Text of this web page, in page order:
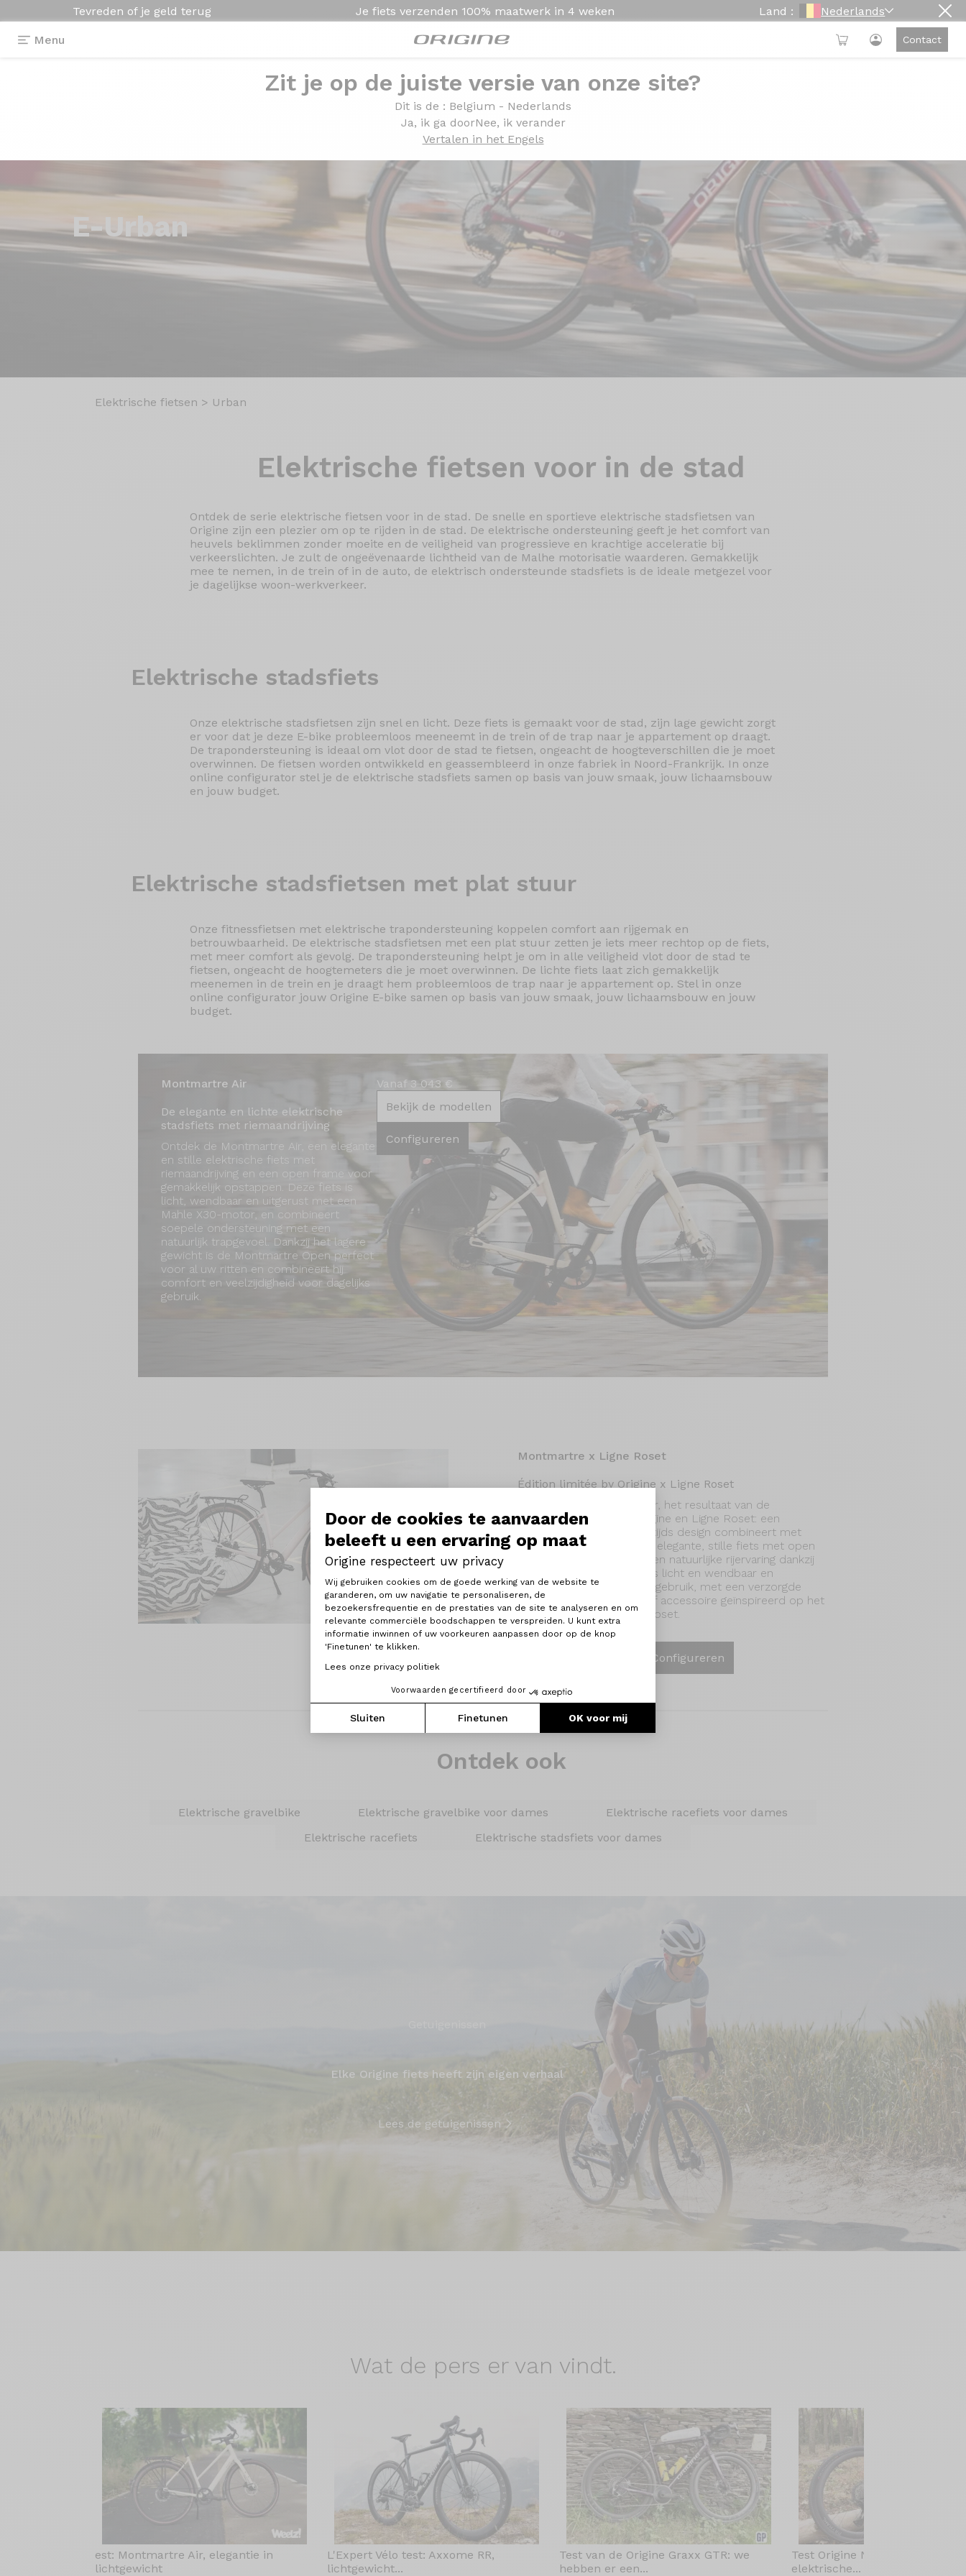
Door de cookies te aanvaarden
beleeft u een ervaring op maat
Origine respecteert uw privacy
Toestemmingsbeheerplatform: Personaliseer uw opties
Wij gebruiken cookies om de goede werking van de website te
garanderen, om uw navigatie te personaliseren, de
bezoekersfrequentie en de prestaties van de site te analyseren en om
relevante commerciële boodschappen te verspreiden. U kunt extra
informatie inwinnen of uw voorkeuren aanpassen door op de knop
'Finetunen' te klikken.
Lees onze privacy politiek
Voorwaarden gecertifieerd door
Sluiten Finetunen OK voor mij
Axeptio consent
Tevreden of je geld terug Je fiets verzenden 100% maatwerk in 4 weken Land : Nederlands
Menu Contact
Zit je op de juiste versie van onze site?
Dit is de : Belgium - Nederlands
Ja, ik ga doorNee, ik verander
Vertalen in het Engels
E-Urban
Elektrische fietsen > Urban
Elektrische fietsen voor in de stad
Ontdek de serie elektrische fietsen voor in de stad. De snelle en sportieve elektrische stadsfietsen van
Origine zijn een plezier om op te rijden in de stad. De elektrische ondersteuning geeft je het comfort van
heuvels beklimmen zonder moeite en de veiligheid van progressieve en krachtige acceleratie bij
verkeerslichten. Je zult de ongeëvenaarde lichtheid van de Malhe motorisatie waarderen. Gemakkelijk
mee te nemen, in de trein of in de auto, de elektrisch ondersteunde stadsfiets is de ideale metgezel voor
je dagelijkse woon-werkverkeer.
Elektrische stadsfiets
Onze elektrische stadsfietsen zijn snel en licht. Deze fiets is gemaakt voor de stad, zijn lage gewicht zorgt
er voor dat je deze E-bike probleemloos meeneemt in de trein of de trap naar je appartement op draagt.
De trapondersteuning is ideaal om vlot door de stad te fietsen, ongeacht de hoogteverschillen die je moet
overwinnen. De fietsen worden ontwikkeld en geassembleerd in onze fabriek in Noord-Frankrijk. In onze
online configurator stel je de elektrische stadsfiets samen op basis van jouw smaak, jouw lichaamsbouw
en jouw budget.
Elektrische stadsfietsen met plat stuur
Onze fitnessfietsen met elektrische trapondersteuning koppelen comfort aan rijgemak en
betrouwbaarheid. De elektrische stadsfietsen met een plat stuur zetten je iets meer rechtop op de fiets,
met meer comfort als gevolg. De trapondersteuning helpt je om in alle veiligheid vlot door de stad te
fietsen, ongeacht de hoogtemeters die je moet overwinnen. De lichte fiets laat zich gemakkelijk
meenemen in de trein en je draagt hem probleemloos de trap naar je appartement op. Stel in onze
online configurator jouw Origine E-bike samen op basis van jouw smaak, jouw lichaamsbouw en jouw
budget.
Montmartre Air
De elegante en lichte elektrische
stadsfiets met riemaandrijving
Ontdek de Montmartre Air, een elegante
en stille elektrische fiets met
riemaandrijving en een open frame voor
gemakkelijk opstappen. Deze fiets is
licht, wendbaar en uitgerust met een
Mahle X30-motor, en combineert
soepele ondersteuning met een
natuurlijk trapgevoel. Dankzij het lagere
gewicht is de Montmartre Open perfect
voor al uw ritten en combineert hij
comfort en veelzijdigheid voor dagelijks
gebruik.
Vanaf 3 043 €
Bekijk de modellen
Configureren
Montmartre x Ligne Roset
Édition limitée by Origine x Ligne Roset
Ontdek de Montmartre Air, het resultaat van de
samenwerking tussen Origine en Ligne Roset: een
elektrische fiets die eigentijds design combineert met
stedelijke mobiliteit. Deze elegante, stille fiets met open
frame biedt een soepele en natuurlijke rijervaring dankzij
de Mahle X30-motor. Hij is licht en wendbaar en
ontworpen voor dagelijks gebruik, met een verzorgde
afwerking en een exclusief accessoire geïnspireerd op het
vakmanschap van Ligne Roset.
Vanaf 3 303 €
Configureren
Ontdek ook
Elektrische gravelbike Elektrische gravelbike voor dames
Elektrische racefiets voor dames
Elektrische racefiets
Elektrische stadsfiets voor dames
Elke Origine fiets heeft zijn eigen verhaal
Lees de getuigenissen
Wat de pers er van vindt.
est: Montmartre Air, elegantie in
lichtgewicht
L'Expert Vélo test: Axxome RR,
lichtgewicht...
Test van de Origine Graxx GTR: we
hebben er een...
Test Origine Newton[e] GR: de
elektrische...